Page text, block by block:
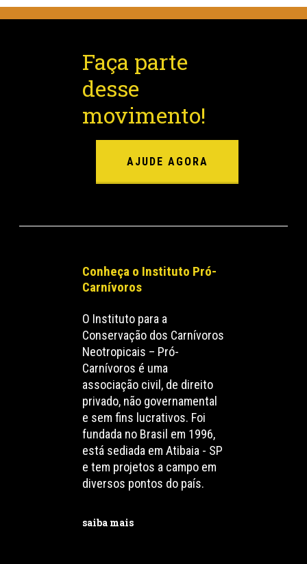
Faça parte
desse
movimento!
AJUDE AGORA
Conheça o Instituto Pró-
Carnívoros
O Instituto para a
Conservação dos Carnívoros
Neotropicais – Pró-
Carnívoros é uma
associação civil, de direito
privado, não governamental
e sem fins lucrativos. Foi
fundada no Brasil em 1996,
está sediada em Atibaia - SP
e tem projetos a campo em
diversos pontos do país.
saiba mais